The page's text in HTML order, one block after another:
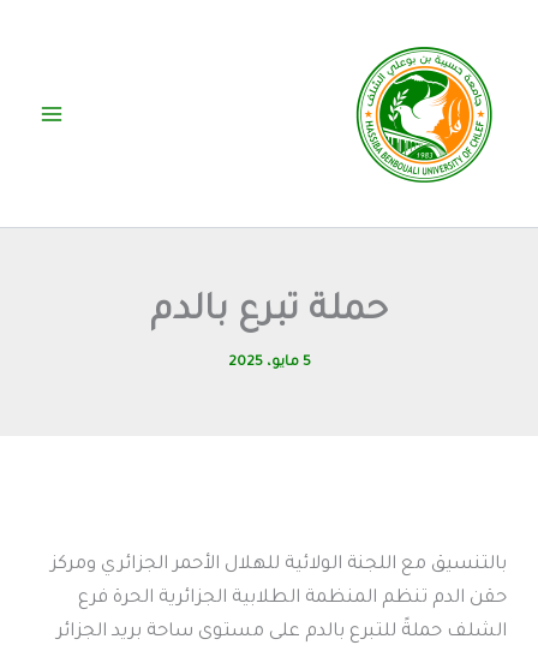
المحتوى
حملة تبرع بالدم
5 مايو، 2025
بالتنسيق مع اللجنة الولائية للهلال الأحمر الجزائري ومركز
حقن الدم تنظم المنظمة الطلابية الجزائرية الحرة فرع
الشلف حملةً للتبرع بالدم على مستوى ساحة بريد الجزائر